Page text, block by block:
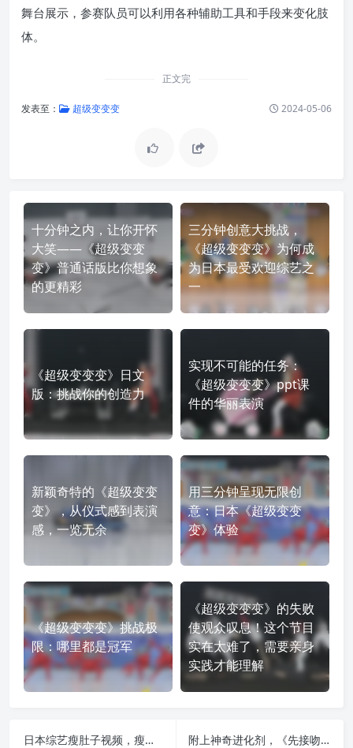
舞台展示，参赛队员可以利用各种辅助工具和手段来变化肢
体。
正文完
发表至： 超级变变变 2024-05-06
十分钟之内，让你开怀
大笑——《超级变变
变》普通话版比你想象
的更精彩
三分钟创意大挑战，
《超级变变变》为何成
为日本最受欢迎综艺之
一
《超级变变变》日文
版：挑战你的创造力
实现不可能的任务：
《超级变变变》ppt课
件的华丽表演
新颖奇特的《超级变变
变》，从仪式感到表演
感，一览无余
用三分钟呈现无限创
意：日本《超级变变
变》体验
《超级变变变》挑战极
限：哪里都是冠军
《超级变变变》的失败
使观众叹息！这个节目
实在太难了，需要亲身
实践才能理解
日本综艺瘦肚子视频，瘦身吸睛效果超震撼 附上神奇进化剂，《先接吻再恋爱》免费观看，恋爱直接到三次元